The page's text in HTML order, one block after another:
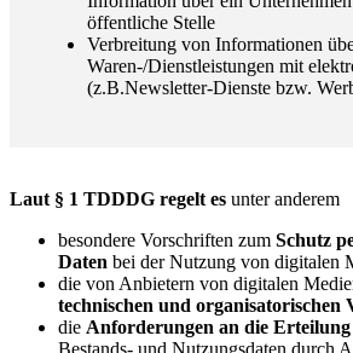
öffentliche Stelle
Verbreitung von Informationen
Waren-/Dienstleistungen mit
(z.B.Newsletter-Dienste bzw.
Laut § 1 TDDDG regelt es unter anderem
besondere Vorschriften zum Schutz
Daten bei der Nutzung von digitalen
die von Anbietern von digitalen
technischen und organisatorischen
die Anforderungen an die
Bestands- und Nutzungsdaten durch